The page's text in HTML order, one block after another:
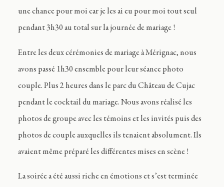
une chance pour moi car je les ai eu pour moi tout seul
pendant 3h30 au total sur la journée de mariage !
Entre les deux cérémonies de mariage à Mérignac, nous
avons passé 1h30 ensemble pour leur séance photo
couple. Plus 2 heures dans le parc du Château de Cujac
pendant le cocktail du mariage. Nous avons réalisé les
photos de groupe avec les témoins et les invités puis des
photos de couple auxquelles ils tenaient absolument. Ils
avaient même préparé les différentes mises en scène !
La soirée a été aussi riche en émotions et s’est terminée